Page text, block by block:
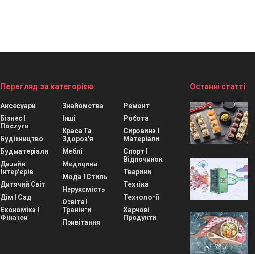
Перегляд за категорією
Аксесуари
Бізнес І
Послуги
Будівництво
Будматеріали
Дизайн
Інтер'єрів
Дитячий Світ
Дім І Сад
Економіка І
Фінанси
Знайомства
Інші
Краса Та
Здоров'я
Меблі
Медицина
Мода І Стиль
Нерухомість
Освіта І
Тренінги
Привітання
Ремонт
Робота
Сировина І
Матеріали
Спорт І
Відпочинок
Тварини
Техніка
Технології
Харчові
Продукти
Останні статті